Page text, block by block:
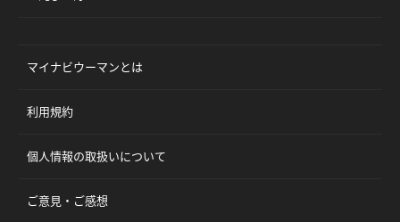
マイナビウーマンとは
利用規約
個人情報の取扱いについて
ご意見・ご感想